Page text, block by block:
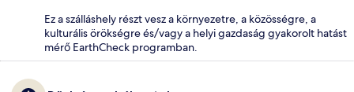
Ez a szálláshely részt vesz a környezetre, a közösségre, a
kulturális örökségre és/vagy a helyi gazdaság gyakorolt hatást
mérő EarthCheck programban.